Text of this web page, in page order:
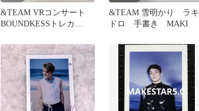
&TEAM VRコンサート
BOUNDKESSトレカ
&TEAM 雪明かり ラキ
ドロ 手書き MAKI